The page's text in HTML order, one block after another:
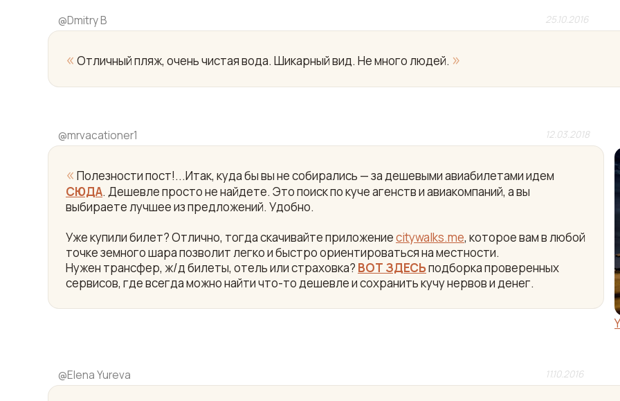
@Dmitry B 25.10.2016
« Отличный пляж, очень чистая вода. Шикарный вид. Не много людей. »
@mrvacationer1 12.03.2018
« Полезности пост!...Итак, куда бы вы не собирались — за дешевыми авиабилетами идем
СЮДА. Дешевле просто не найдете. Это поиск по куче агенств и авиакомпаний, а вы
выбираете лучшее из предложений. Удобно.
Уже купили билет? Отлично, тогда скачивайте приложениеcitywalks.me, которое вам в любой
точке земного шара позволит легко и быстро ориентироваться на местности.
Нужен трансфер, ж/д билеты, отель или страховка? ВОТ ЗДЕСЬподборка проверенных
сервисов, где всегда можно найти что-то дешевле и сохранить кучу нервов и денег.
@Elena Yureva 11.10.2016